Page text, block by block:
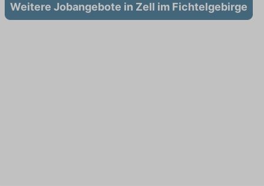
Weitere Jobangebote in Zell im Fichtelgebirge